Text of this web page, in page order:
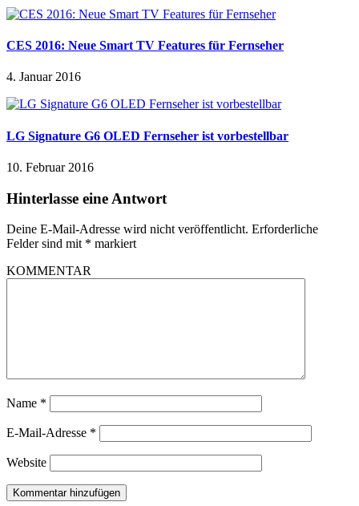
CES 2016: Neue Smart TV Features für Fernseher
4. Januar 2016
LG Signature G6 OLED Fernseher ist vorbestellbar
10. Februar 2016
Hinterlasse eine Antwort
Deine E-Mail-Adresse wird nicht veröffentlicht. Erforderliche
Felder sind mit * markiert
KOMMENTAR
Name *
E-Mail-Adresse *
Website